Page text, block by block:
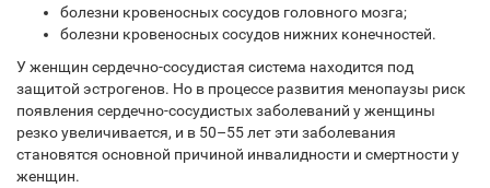
болезни кровеносных сосудов головного мозга;
болезни кровеносных сосудов нижних конечностей.
У женщин сердечно-сосудистая система находится под
защитой эстрогенов. Но в процессе развития менопаузы риск
появления сердечно-сосудистых заболеваний у женщины
резко увеличивается, и в 50–55 лет эти заболевания
становятся основной причиной инвалидности и смертности у
женщин.